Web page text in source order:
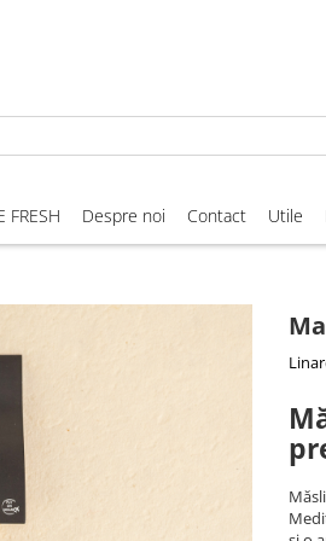
FRESH Despre noi Contact Utile